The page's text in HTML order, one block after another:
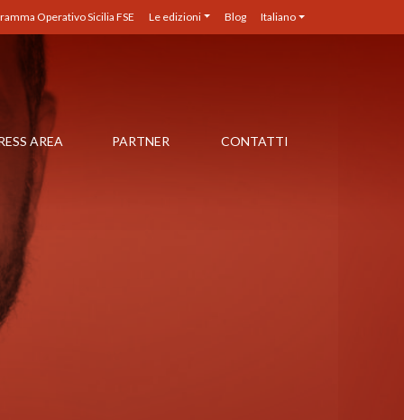
Operativo Sicilia FSE Le edizioni Blog Italiano
AREA PARTNER CONTATTI